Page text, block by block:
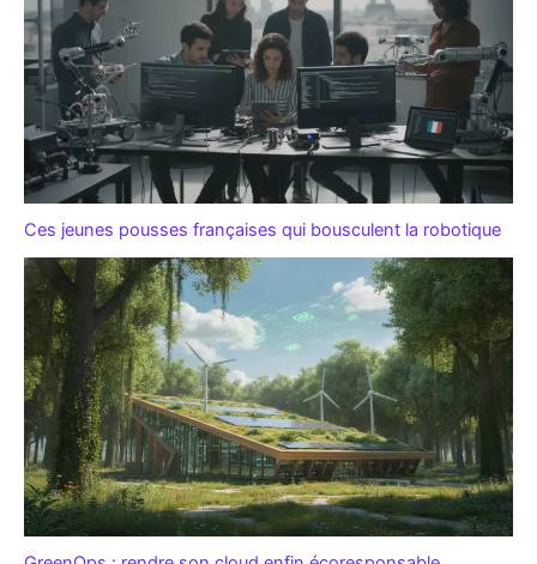
Ces jeunes pousses françaises qui bousculent la robotique